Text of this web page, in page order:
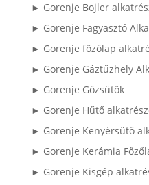
► Gorenje Bojler
► Gorenje Fagyasztó
► Gorenje főzőlap
► Gorenje Gáztűzhely
► Gorenje Gőzsütők
► Gorenje Hűtő
► Gorenje Kenyérsütő
► Gorenje Kerámia
► Gorenje Kisgép